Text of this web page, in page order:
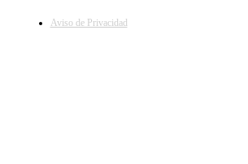
Aviso de Privacidad